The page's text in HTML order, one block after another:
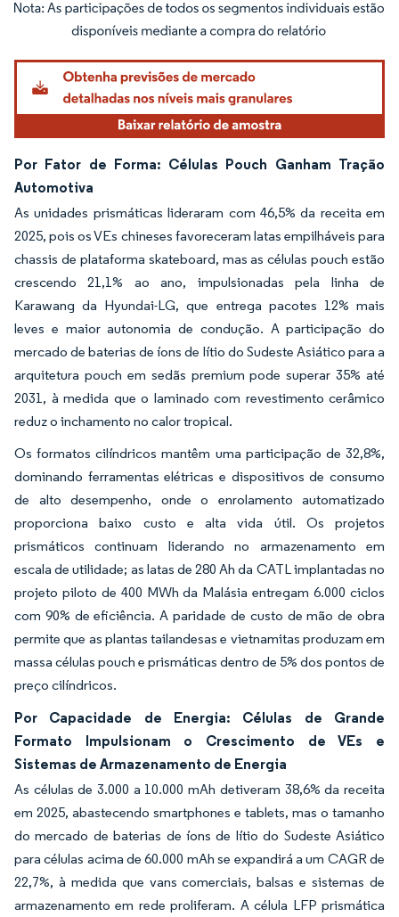
Imagem © Mordor Intelligence. O reuso requer atribuição conforme CC BY 4.0.
Por Fator de Forma: Células Pouch Ganham Tração
Automotiva
As unidades prismáticas lideraram com 46,5% da receita em
2025, pois os VEs chineses favoreceram latas empilháveis para
chassis de plataforma skateboard, mas as células pouch estão
crescendo 21,1% ao ano, impulsionadas pela linha de
Karawang da Hyundai-LG, que entrega pacotes 12% mais
leves e maior autonomia de condução. A participação do
mercado de baterias de íons de lítio do Sudeste Asiático para a
arquitetura pouch em sedãs premium pode superar 35% até
2031, à medida que o laminado com revestimento cerâmico
reduz o inchamento no calor tropical.
Os formatos cilíndricos mantêm uma participação de 32,8%,
dominando ferramentas elétricas e dispositivos de consumo
de alto desempenho, onde o enrolamento automatizado
proporciona baixo custo e alta vida útil. Os projetos
prismáticos continuam liderando no armazenamento em
escala de utilidade; as latas de 280 Ah da CATL implantadas no
projeto piloto de 400 MWh da Malásia entregam 6.000 ciclos
com 90% de eficiência. A paridade de custo de mão de obra
permite que as plantas tailandesas e vietnamitas produzam em
massa células pouch e prismáticas dentro de 5% dos pontos de
preço cilíndricos.
Por Capacidade de Energia: Células de Grande
Formato Impulsionam o Crescimento de VEs e
Sistemas de Armazenamento de Energia
As células de 3.000 a 10.000 mAh detiveram 38,6% da receita
em 2025, abastecendo smartphones e tablets, mas o tamanho
do mercado de baterias de íons de lítio do Sudeste Asiático
para células acima de 60.000 mAh se expandirá a um CAGR de
22,7%, à medida que vans comerciais, balsas e sistemas de
armazenamento em rede proliferam. A célula LFP prismática